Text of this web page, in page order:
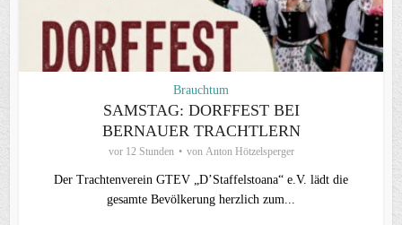
Brauchtum
SAMSTAG: DORFFEST BEI
BERNAUER TRACHTLERN
vor 12 Stunden von Anton Hötzelsperger
Der Trachtenverein GTEV „D’Staffelstoana“ e.V. lädt die
gesamte Bevölkerung herzlich zum...